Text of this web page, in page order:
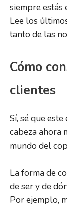
siempre estás
Lee los
tanto de las
Cómo
clientes
Sí, sé que
cabeza ahora
mundo del
La forma de
de ser y de
Por ejemplo,